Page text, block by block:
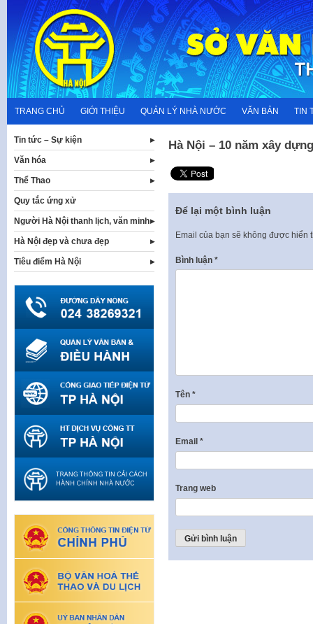
content
TRANG CHỦ GIỚI THIỆU QUẢN LÝ NHÀ NƯỚC VĂN BẢN TIN
Hà Nội – 10 năm xây
Để lại một bình luận
Email của bạn sẽ không được hiển
Bình luận *
Tên *
Email *
Trang web
Tin tức – Sự kiện
Văn hóa
Thể Thao
Quy tắc ứng xử
Người Hà Nội thanh lịch, văn minh
Hà Nội đẹp và chưa đẹp
Tiêu điểm Hà Nội